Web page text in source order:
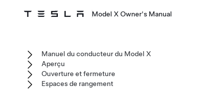
Model X Owner's Manual
Manuel du conducteur du Model X
Aperçu
Ouverture et fermeture
Espaces de rangement